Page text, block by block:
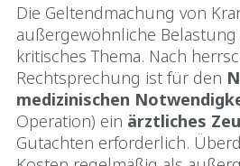
Die Geltendmachung von
außergewöhnliche
kritisches Thema. Nach
Rechtsprechung ist für den
medizinischen
Operation) ein ärztliches
Gutachten erforderlich.